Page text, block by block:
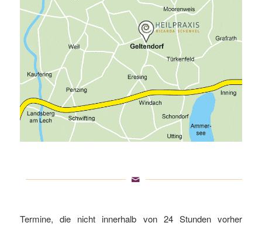
Termine, die nicht innerhalb von 24 Stunden vorher